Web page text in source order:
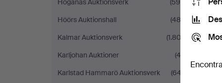
Höganäs Auktionsverk
(596)
Höörs Auktionshall
(483)
Kalmar Auktionsverk
(1.802)
Karljohan Auktioner
(42)
Karlstad Hammarö Auktionsverk
(647)